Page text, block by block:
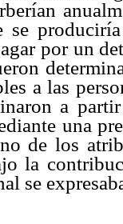
se
por un
a las
a
una
de los
la
se